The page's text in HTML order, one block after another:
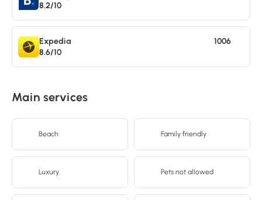
8.2/10
Expedia
8.6/10
1006
Main services
Beach Family friendly
Luxury Pets not allowed